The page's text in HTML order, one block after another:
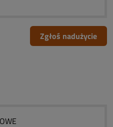
Zgłoś nadużycie